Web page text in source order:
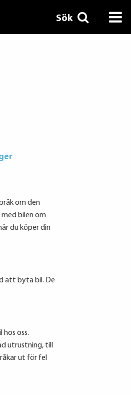
Sök
om den
bilen om
du köper din
att byta bil. De
hos oss.
utrustning, till
ut för fel